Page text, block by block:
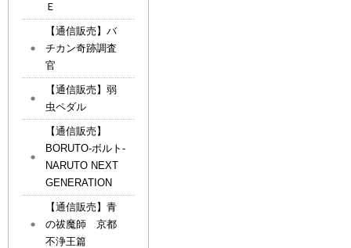
Ｅ
【通信販売】バ
チカン奇跡調査
官
【通信販売】弱
虫ペダル
【通信販売】
BORUTO-ボルト-
NARUTO NEXT
GENERATION
【通信販売】青
の祓魔師 京都
不浄王篇